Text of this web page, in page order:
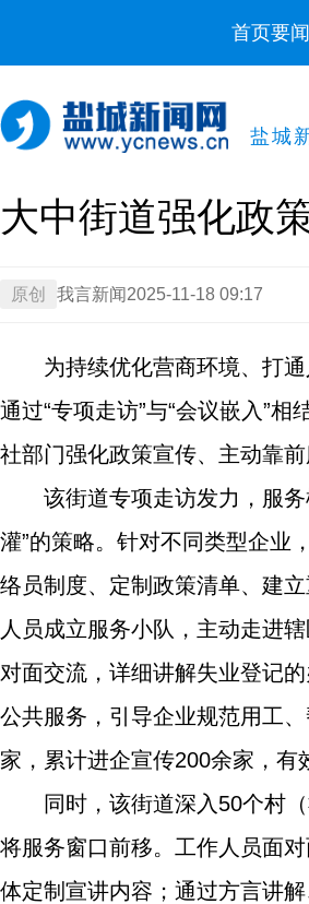
首页要闻
盐城
大中街道强化政
原创 我言新闻 2025-11-18 09:17
为持续优化营商环境、打
通过“专项走访”与“会议嵌入”
社部门强化政策宣传、主动靠前
该街道专项走访发力，服
灌”的策略。针对不同类型企业
络员制度、定制政策清单、建
人员成立服务小队，主动走进
对面交流，详细讲解失业登记
公共服务，引导企业规范用工
家，累计进企宣传200余家，有
同时，该街道深入50个村
将服务窗口前移。工作人员面
体定制宣讲内容；通过方言讲